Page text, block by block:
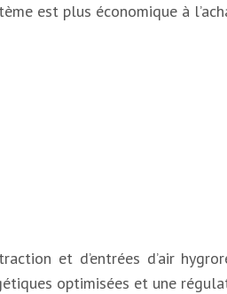
est plus économique à
et d’entrées d’air
optimisées et une